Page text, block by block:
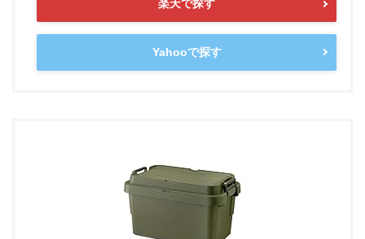
楽天で探す
Yahooで探す